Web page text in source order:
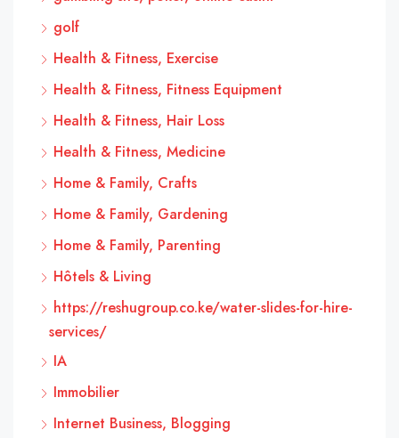
golf
Health & Fitness, Exercise
Health & Fitness, Fitness Equipment
Health & Fitness, Hair Loss
Health & Fitness, Medicine
Home & Family, Crafts
Home & Family, Gardening
Home & Family, Parenting
Hôtels & Living
https://reshugroup.co.ke/water-slides-for-hire-
services/
IA
Immobilier
Internet Business, Blogging